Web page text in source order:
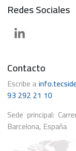
Redes Sociales
Contacto
Escribe a
93 292 21 10
Sede principal:
Barcelona, España